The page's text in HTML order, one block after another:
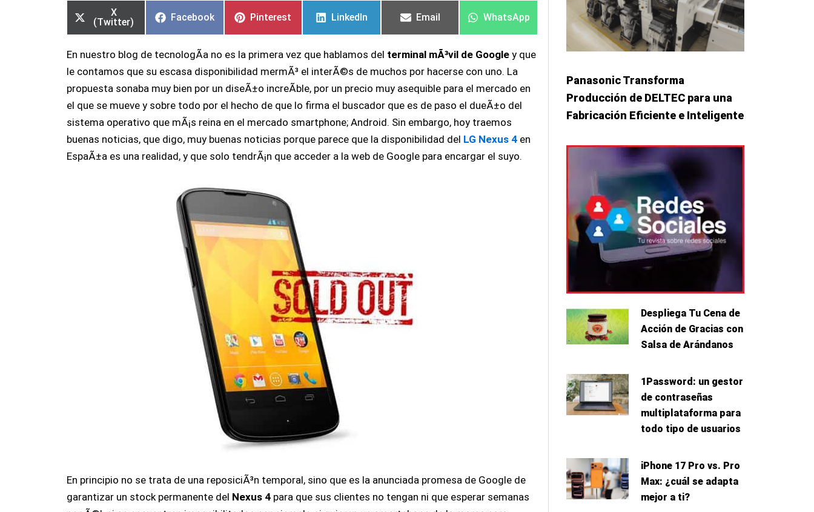
en
X
(Twitter)
en
Facebook
en
Pinterest
en
LinkedIn
en
Email
en
WhatsApp
En nuestro blog de tecnologÃ­a no es la primera vez que hablamos del terminal mÃ³vil de Google y que
le contamos que su escasa disponibilidad mermÃ³ el interÃ©s de muchos por hacerse con uno. La
propuesta sonaba muy bien por un diseÃ±o increÃ­ble, por un precio muy asequible para el mercado en
el que se mueve y sobre todo por el hecho de que lo firma el buscador que es de paso el dueÃ±o del
sistema operativo que mÃ¡s reina en el mercado smartphone; Android. Sin embargo, hoy traemos
buenas noticias, que digo, muy buenas noticias porque parece que la disponibilidad del LG Nexus 4 en
EspaÃ±a es una realidad, y que solo tendrÃ¡n que acceder a la web de Google para encargar el suyo.
En principio no se trata de una reposiciÃ³n temporal, sino que es la anunciada promesa de Google de
garantizar un stock permanente del Nexus 4 para que sus clientes no tengan ni que esperar semanas
en
en
en
en
en
en
Panasonic Transforma
Producción de DELTEC para una
Fabricación Eficiente e Inteligente
Despliega Tu Cena de
Acción de Gracias con
Salsa de Arándanos
1Password: un gestor
de contraseñas
multiplataforma para
todo tipo de usuarios
iPhone 17 Pro vs. Pro
Max: ¿cuál se adapta
mejor a ti?